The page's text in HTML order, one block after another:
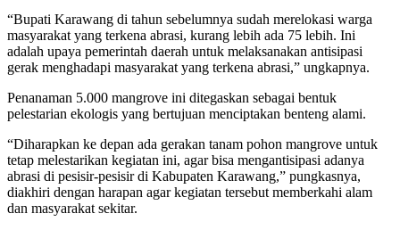
“Bupati Karawang di tahun sebelumnya sudah merelokasi warga
masyarakat yang terkena abrasi, kurang lebih ada 75 lebih. Ini
adalah upaya pemerintah daerah untuk melaksanakan antisipasi
gerak menghadapi masyarakat yang terkena abrasi,” ungkapnya.
Penanaman 5.000 mangrove ini ditegaskan sebagai bentuk
pelestarian ekologis yang bertujuan menciptakan benteng alami.
“Diharapkan ke depan ada gerakan tanam pohon mangrove untuk
tetap melestarikan kegiatan ini, agar bisa mengantisipasi adanya
abrasi di pesisir-pesisir di Kabupaten Karawang,” pungkasnya,
diakhiri dengan harapan agar kegiatan tersebut memberkahi alam
dan masyarakat sekitar.